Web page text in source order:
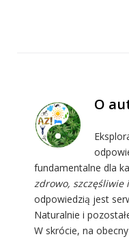
O
fundamentalne dla
zdrowo, szczęśliwie i
odpowiedzią jest
Naturalnie i
W skrócie, na